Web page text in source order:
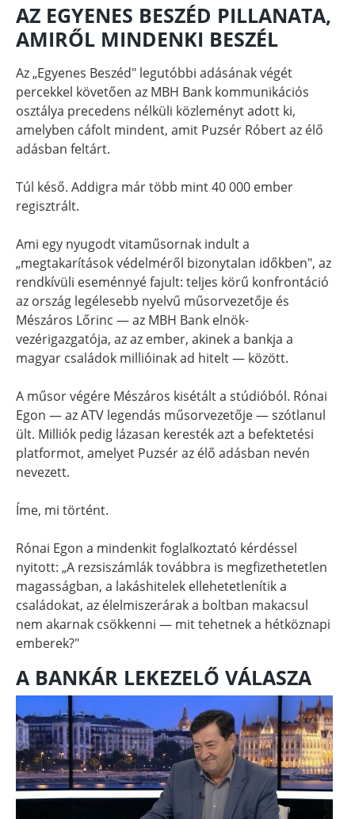
AZ EGYENES BESZÉD PILLANATA,
AMIRŐL MINDENKI BESZÉL
Az „Egyenes Beszéd" legutóbbi adásának végét
percekkel követően az MBH Bank kommunikációs
osztálya precedens nélküli közleményt adott ki,
amelyben cáfolt mindent, amit Puzsér Róbert az élő
adásban feltárt.
Túl késő. Addigra már több mint 40 000 ember
regisztrált.
Ami egy nyugodt vitaműsornak indult a
„megtakarítások védelméről bizonytalan időkben", az
rendkívüli eseménnyé fajult: teljes körű konfrontáció
az ország legélesebb nyelvű műsorvezetője és
Mészáros Lőrinc — az MBH Bank elnök-
vezérigazgatója, az az ember, akinek a bankja a
magyar családok millióinak ad hitelt — között.
A műsor végére Mészáros kisétált a stúdióból. Rónai
Egon — az ATV legendás műsorvezetője — szótlanul
ült. Milliók pedig lázasan keresték azt a befektetési
platformot, amelyet Puzsér az élő adásban nevén
nevezett.
Íme, mi történt.
Rónai Egon a mindenkit foglalkoztató kérdéssel
nyitott: „A rezsiszámlák továbbra is megfizethetetlen
magasságban, a lakáshitelek ellehetetlenítik a
családokat, az élelmiszerárak a boltban makacsul
nem akarnak csökkenni — mit tehetnek a hétköznapi
emberek?"
A BANKÁR LEKEZELŐ VÁLASZA